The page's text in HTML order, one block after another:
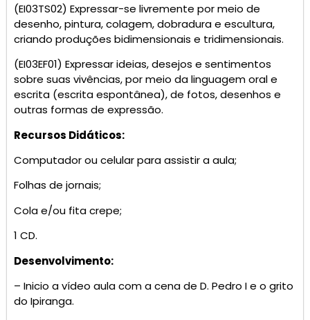
(EI03TS02) Expressar-se livremente por meio de
desenho, pintura, colagem, dobradura e escultura,
criando produções bidimensionais e tridimensionais.
(EI03EF01) Expressar ideias, desejos e sentimentos
sobre suas vivências, por meio da linguagem oral e
escrita (escrita espontânea), de fotos, desenhos e
outras formas de expressão.
Recursos Didáticos:
Computador ou celular para assistir a aula;
Folhas de jornais;
Cola e/ou fita crepe;
1 CD.
Desenvolvimento:
– Inicio a vídeo aula com a cena de D. Pedro I e o grito
do Ipiranga.